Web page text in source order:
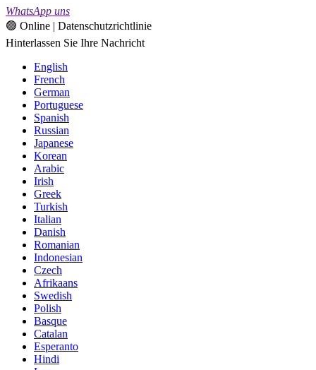
WhatsApp uns
🟢 Online | Datenschutzrichtlinie
Hinterlassen Sie Ihre Nachricht
English
French
German
Portuguese
Spanish
Russian
Japanese
Korean
Arabic
Irish
Greek
Turkish
Italian
Danish
Romanian
Indonesian
Czech
Afrikaans
Swedish
Polish
Basque
Catalan
Esperanto
Hindi